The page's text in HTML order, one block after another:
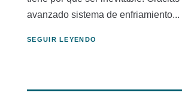
avanzado sistema de enfriamiento...
SEGUIR LEYENDO